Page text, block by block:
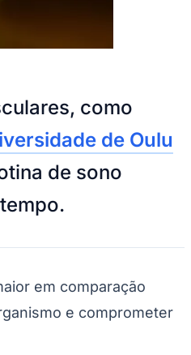
como
de Oulu
de sono
em comparação
e comprometer